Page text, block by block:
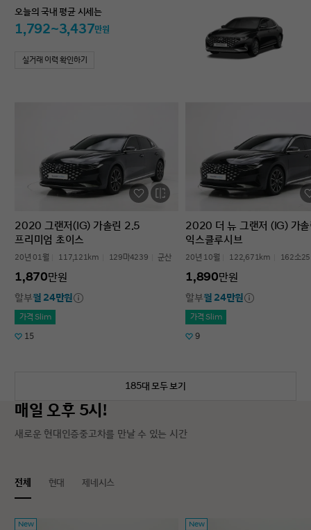
오늘의 국내 평균 시세는
1,792~3,437만원
실거래 이력 확인하기
2020 그랜저(IG) 가솔린 2.5
프리미엄 초이스
20년 01월 117,121km 129마4239 군산
1,870만원
할부월 24만원
가격 Slim
15
2020 더 뉴 그랜저 (IG) 가
익스클루시브
20년 10월 122,671km 162소
1,890만원
할부월 24만원
가격 Slim
9
185대 모두 보기
매일 오후 5시!
새로운 현대인증중고차를 만날 수 있는 시간
전체 현대 제네시스
New New